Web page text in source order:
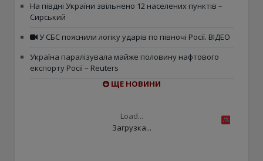
На півдні України звільнено 12 населених пунктів –
Сирський
У СБС пояснили логіку ударів по півночі Росії. ВІДЕО
Україна паралізувала майже половину нафтового
експорту Росії – Reuters
ЩЕ НОВИНИ
Load...
Загрузка...